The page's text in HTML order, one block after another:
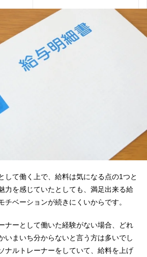
して働く上で、給料は気になる点の1つと
力を感じていたとしても、満足出来る給
チベーションが続きにくいからです。
ナーとして働いた経験がない場合、どれ
いまいち分からないと言う方は多いでし
ナルトレーナーをしていて、給料を上げ